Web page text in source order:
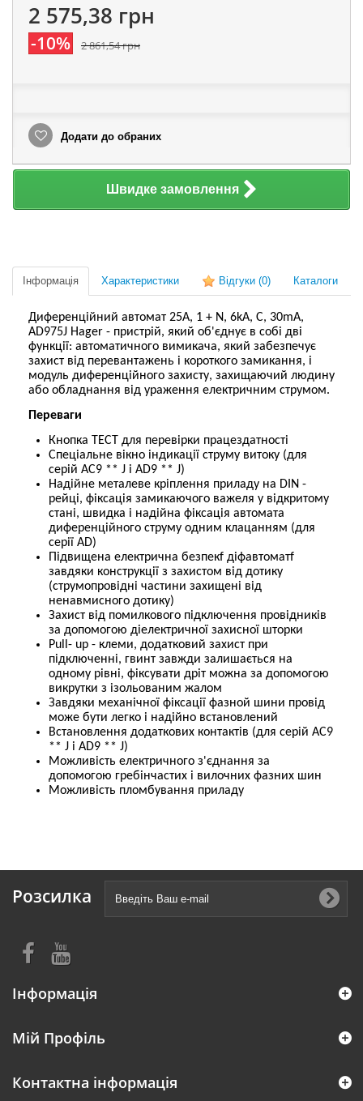
2 575,38 грн
-10% 2 861,54 грн
Додати до обраних
Швидке замовлення
Інформація Характеристики Відгуки (0) Каталоги
Диференційний автомат 25А, 1 + N, 6kA, C, 30mA,
AD975J Hager - пристрій, який об'єднує в собі дві
функції: автоматичного вимикача, який забезпечує
захист від перевантажень і короткого замикання, і
модуль диференційного захисту, захищаючий людину
або обладнання від ураження електричним струмом.
Переваги
Кнопка ТЕСТ для перевірки працездатності
Спеціальне вікно індикації струму витоку (для
серій АС9 ** J і AD9 ** J)
Надійне металеве кріплення приладу на DIN -
рейці, фіксація замикаючого важеля у відкритому
стані, швидка і надійна фіксація автомата
диференційного струму одним клацанням (для
серії AD)
Підвищена електрична безпекf діфавтоматf
завдяки конструкції з захистом від дотику
(струмопровідні частини захищені від
ненавмисного дотику)
Захист від помилкового підключення провідників
за допомогою діелектричної захисної шторки
Pull- up - клеми, додатковий захист при
підключенні, гвинт завжди залишається на
одному рівні, фіксувати дріт можна за допомогою
викрутки з ізольованим жалом
Завдяки механічної фіксації фазной шини провід
може бути легко і надійно встановлений
Встановлення додаткових контактів (для серій АС9
** J і AD9 ** J)
Можливість електричного з'єднання за
допомогою гребінчастих і вилочних фазних шин
Можливість пломбування приладу
Розсилка
Інформація
Мій Профіль
Контактна інформація